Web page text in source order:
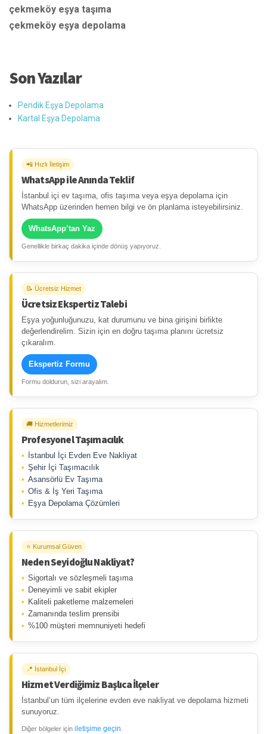
çekmeköy eşya taşıma
çekmeköy eşya depolama
Son Yazılar
Pendik Eşya Depolama
Kartal Eşya Depolama
📲 Hızlı İletişim
WhatsApp ile Anında Teklif
İstanbul içi ev taşıma, ofis taşıma veya eşya depolama için
WhatsApp üzerinden hemen bilgi ve ön planlama isteyebilirsiniz.
WhatsApp’tan Yaz
Genellikle birkaç dakika içinde dönüş yapıyoruz.
📝 Ücretsiz Hizmet
Ücretsiz Ekspertiz Talebi
Eşya yoğunluğunuzu, kat durumunu ve bina girişini birlikte
değerlendirelim. Sizin için en doğru taşıma planını ücretsiz
çıkaralım.
Ekspertiz Formu
Formu doldurun, sizi arayalım.
🚚 Hizmetlerimiz
Profesyonel Taşımacılık
İstanbul İçi Evden Eve Nakliyat
Şehir İçi Taşımacılık
Asansörlü Ev Taşıma
Ofis & İş Yeri Taşıma
Eşya Depolama Çözümleri
⭐ Kurumsal Güven
Neden Seyidoğlu Nakliyat?
Sigortalı ve sözleşmeli taşıma
Deneyimli ve sabit ekipler
Kaliteli paketleme malzemeleri
Zamanında teslim prensibi
%100 müşteri memnuniyeti hedefi
📍 İstanbul İçi
Hizmet Verdiğimiz Başlıca İlçeler
İstanbul’un tüm ilçelerine evden eve nakliyat ve depolama hizmeti
sunuyoruz.
Diğer bölgeler için iletişime geçin